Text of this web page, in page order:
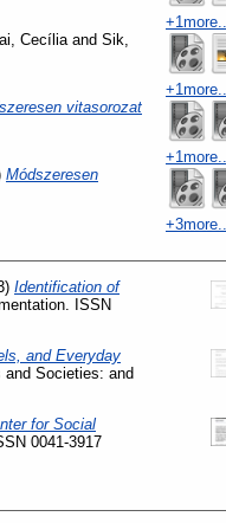
+1more...
+1more...
Cecília and Sik,
vitasorozat
Módszeresen
Identification of
ISSN
and Everyday
and Societies: and
for Social
0041-3917